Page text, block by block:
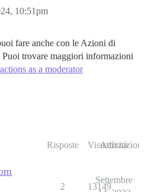
10:51pm
fare anche con le Azioni di
trovare maggiori informazioni
as a moderator
Risposte Visualizzazioni
Attività
2 13149
Settembre